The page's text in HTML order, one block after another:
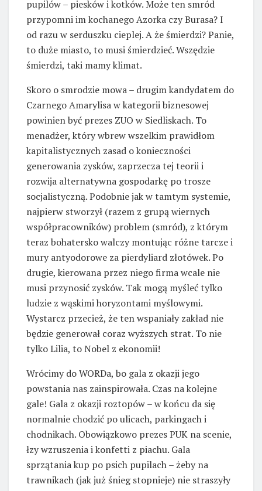
pupilów – piesków i kotków. Może ten smród
przypomni im kochanego Azorka czy Burasa? I
od razu w serduszku cieplej. A że śmierdzi? Panie,
to duże miasto, to musi śmierdzieć. Wszędzie
śmierdzi, taki mamy klimat.
Skoro o smrodzie mowa – drugim kandydatem do
Czarnego Amarylisa w kategorii biznesowej
powinien być prezes ZUO w Siedliskach. To
menadżer, który wbrew wszelkim prawidłom
kapitalistycznych zasad o konieczności
generowania zysków, zaprzecza tej teorii i
rozwija alternatywna gospodarkę po trosze
socjalistyczną. Podobnie jak w tamtym systemie,
najpierw stworzył (razem z grupą wiernych
współpracowników) problem (smród), z którym
teraz bohatersko walczy montując różne tarcze i
mury antyodorowe za pierdyliard złotówek. Po
drugie, kierowana przez niego firma wcale nie
musi przynosić zysków. Tak mogą myśleć tylko
ludzie z wąskimi horyzontami myślowymi.
Wystarcz przecież, że ten wspaniały zakład nie
będzie generował coraz wyższych strat. To nie
tylko Lilia, to Nobel z ekonomii!
Wrócimy do WORDa, bo gala z okazji jego
powstania nas zainspirowała. Czas na kolejne
gale! Gala z okazji roztopów – w końcu da się
normalnie chodzić po ulicach, parkingach i
chodnikach. Obowiązkowo prezes PUK na scenie,
łzy wzruszenia i konfetti z piachu. Gala
sprzątania kup po psich pupilach – żeby na
trawnikach (jak już śnieg stopnieje) nie straszyły